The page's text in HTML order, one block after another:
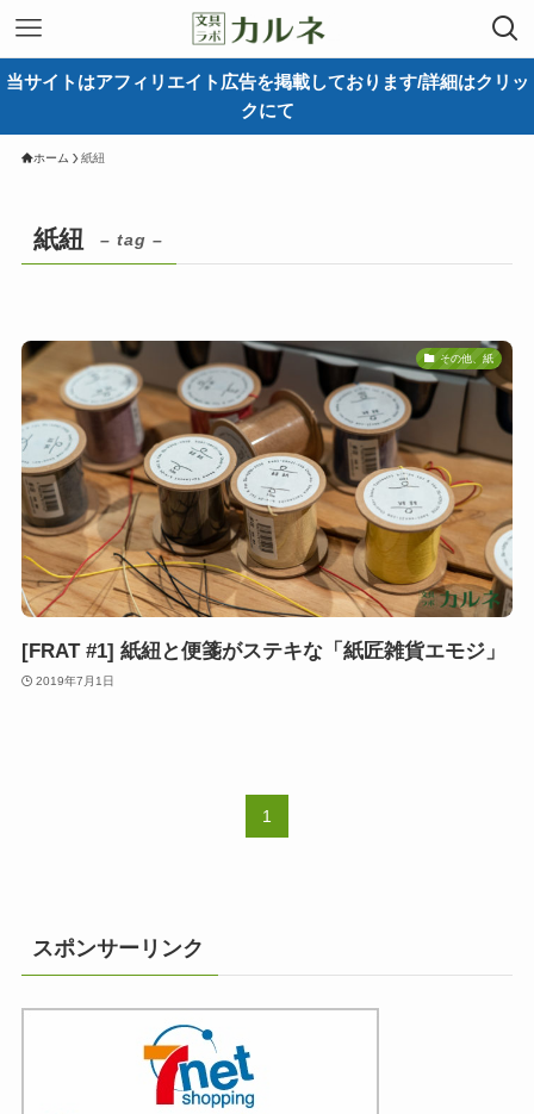
当サイトはアフィリエイト広告を掲載しております/詳細はクリッ
クにて
ホーム 紙紐
紙紐 – tag –
その他、紙
[FRAT #1] 紙紐と便箋がステキな「紙匠雑貨エモジ」
2019年7月1日
1
スポンサーリンク